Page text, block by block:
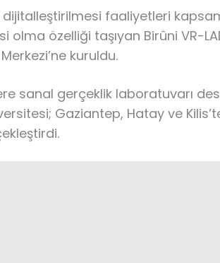
dijitalleştirilmesi faaliyetleri
olma özelliği taşıyan Birûni VR-
kuruldu.
sanal gerçeklik laboratuvarı
Gaziantep, Hatay ve